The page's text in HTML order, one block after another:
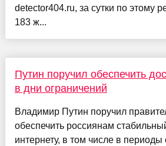
detector404.ru, за сутки по этому
183 ж...
Путин поручил обеспечить
в дни ограничений
Владимир Путин поручил
обеспечить россиянам
интернету, в том числе в периоды